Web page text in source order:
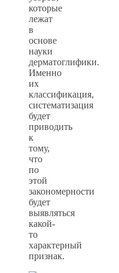
которые
лежат
в
основе
науки
дерматоглифики.
Именно
их
классификация,
систематизация
будет
приводить
к
тому,
что
по
этой
закономерности
будет
выявляться
какой-
то
характерный
признак.